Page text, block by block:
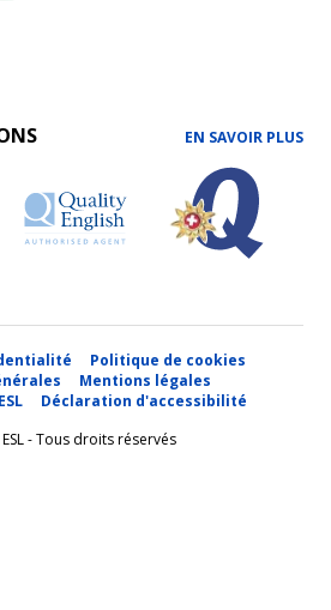
EN SAVOIR PLUS
Politique de cookies
Mentions légales
Déclaration d'accessibilité
- Tous droits réservés